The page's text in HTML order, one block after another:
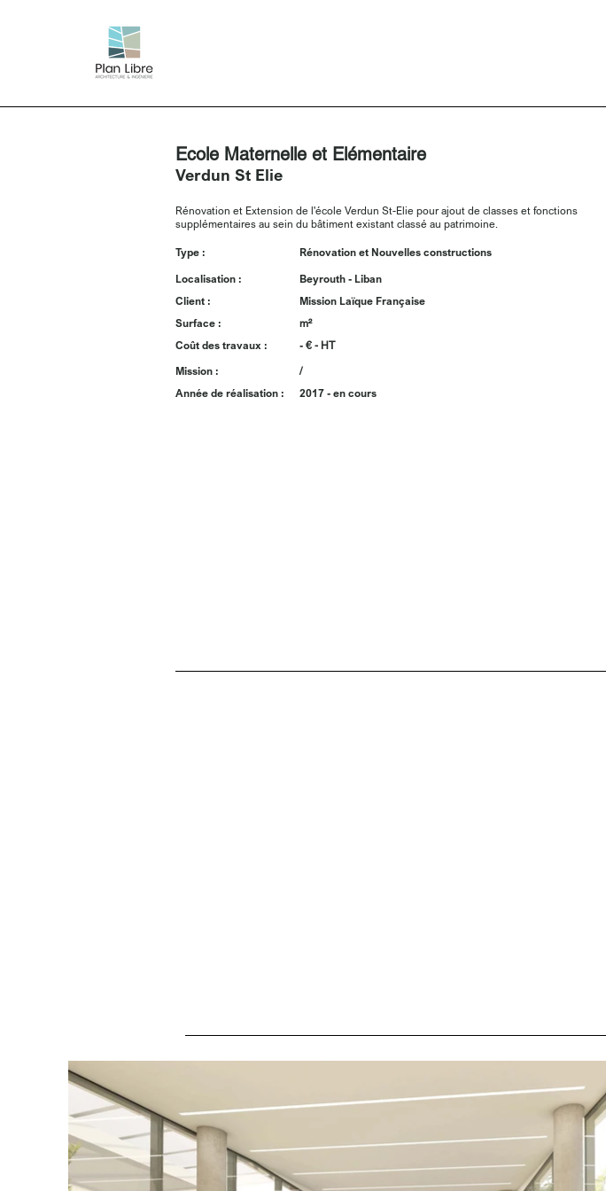
Ecole Maternelle et Elémentaire
Verdun St Elie
Rénovation et Extension de l'école Verdun St-Elie pour ajout de classes et fonctions
supplémentaires au sein du bâtiment existant classé au patrimoine.
Type :
Rénovation et Nouvelles constructions
Localisation :
Client :
Surface :
Coût des travaux :
Beyrouth - Liban
Mission Laïque Française
m²
- € - HT
Mission :
Année de réalisation :
/
2017 - en cours